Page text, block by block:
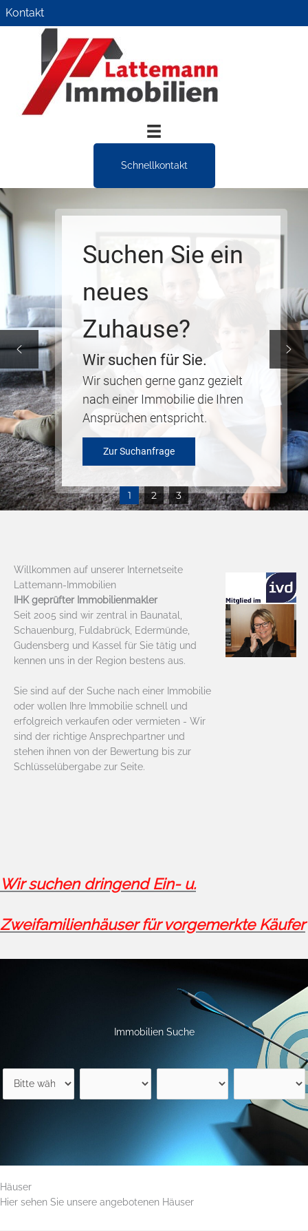
ZumKontakt
Schnellkontakt
Suchen Sie ein
neues
Zuhause?
Wir suchen für Sie.
Wir suchen gerne ganz gezielt
nach einer Immobilie die Ihren
Ansprüchen entspricht.
Zur Suchanfrage
1 2 3
Willkommen auf unserer Internetseite
Lattemann-Immobilien
IHK geprüfter Immobilienmakler
Seit 2005 sind wir zentral in Baunatal,
Schauenburg, Fuldabrück, Edermünde,
Gudensberg und Kassel für Sie tätig und
kennen uns in der Region bestens aus.
Sie sind auf der Suche nach einer Immobilie
oder wollen Ihre Immobilie schnell und
erfolgreich verkaufen oder vermieten - Wir
sind der richtige Ansprechpartner und
stehen ihnen von der Bewertung bis zur
Schlüsselübergabe zur Seite.
Wir suchen dringend Ein- u.
Zweifamilienhäuser für vorgemerkte Käufer
Immobilien Suche
Häuser
Hier sehen Sie unsere angebotenen Häuser